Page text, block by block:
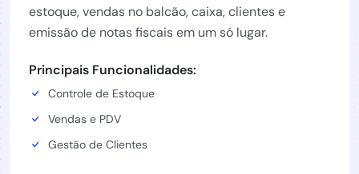
estoque, vendas no balcão, caixa, clientes e
emissão de notas fiscais em um só lugar.
Principais Funcionalidades:
Controle de Estoque
Vendas e PDV
Gestão de Clientes